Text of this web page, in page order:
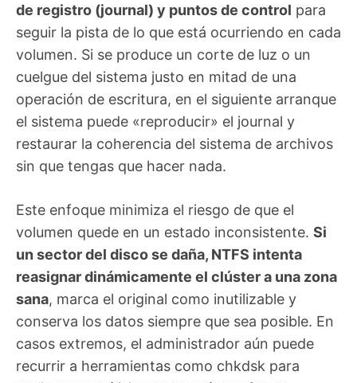
de registro (journal) y puntos de control para
seguir la pista de lo que está ocurriendo en cada
volumen. Si se produce un corte de luz o un
cuelgue del sistema justo en mitad de una
operación de escritura, en el siguiente arranque
el sistema puede «reproducir» el journal y
restaurar la coherencia del sistema de archivos
sin que tengas que hacer nada.
Este enfoque minimiza el riesgo de que el
volumen quede en un estado inconsistente. Si
un sector del disco se daña, NTFS intenta
reasignar dinámicamente el clúster a una zona
sana, marca el original como inutilizable y
conserva los datos siempre que sea posible. En
casos extremos, el administrador aún puede
recurrir a herramientas como chkdsk para